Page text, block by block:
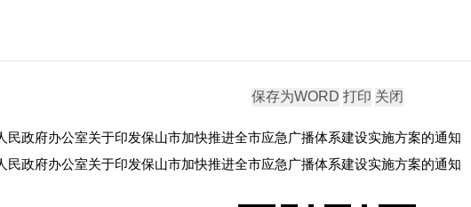
民政府办公室关于印发保山市加快推进全市应急广播体系建设实施方案的通知
民政府办公室关于印发保山市加快推进全市应急广播体系建设实施方案的通知